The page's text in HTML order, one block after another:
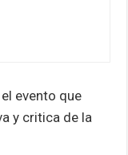
evento que
y critica de la